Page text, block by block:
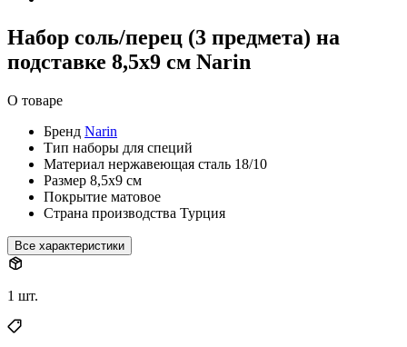
Набор соль/перец (3 предмета) на
подставке 8,5х9 см Narin
О товаре
Бренд Narin
Тип наборы для специй
Материал нержавеющая сталь 18/10
Размер 8,5х9 см
Покрытие матовое
Страна производства Турция
Все характеристики
1 шт.